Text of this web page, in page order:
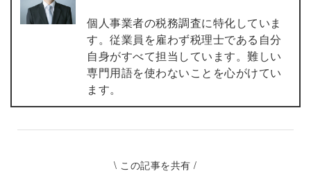
個人事業者の税務調査に特化していま
す。従業員を雇わず税理士である自分
自身がすべて担当しています。難しい
専門用語を使わないことを心がけてい
ます。
\ この記事を共有 /